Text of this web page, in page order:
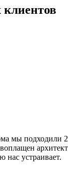
мы подходили
нас устраивает.